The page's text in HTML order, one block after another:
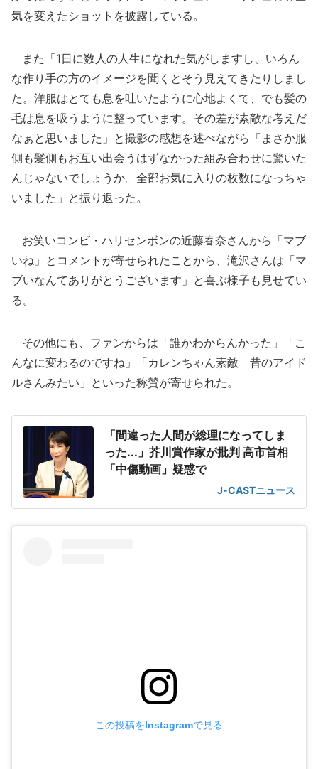
気を変えたショットを披露している。
また「1日に数人の人生になれた気がしますし、いろん
な作り手の方のイメージを聞くとそう見えてきたりしまし
た。洋服はとても息を吐いたように心地よくて、でも髪の
毛は息を吸うように整っています。その差が素敵な考えだ
なぁと思いました」と撮影の感想を述べながら「まさか服
側も髪側もお互い出会うはずなかった組み合わせに驚いた
んじゃないでしょうか。全部お気に入りの枚数になっちゃ
いました」と振り返った。
お笑いコンビ・ハリセンボンの近藤春奈さんから「マブ
いね」とコメントが寄せられたことから、滝沢さんは「マ
ブいなんてありがとうございます」と喜ぶ様子も見せてい
る。
その他にも、ファンからは「誰かわからんかった」「こ
んなに変わるのですね」「カレンちゃん素敵 昔のアイド
ルさんみたい」といった称賛が寄せられた。
「間違った人間が総理になってしま
った...」芥川賞作家が批判 高市首相
「中傷動画」疑惑で
J-CASTニュース
この投稿をInstagramで見る